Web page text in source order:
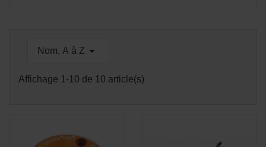
Nom, A à Z 
Affichage 1-10 de 10 article(s)